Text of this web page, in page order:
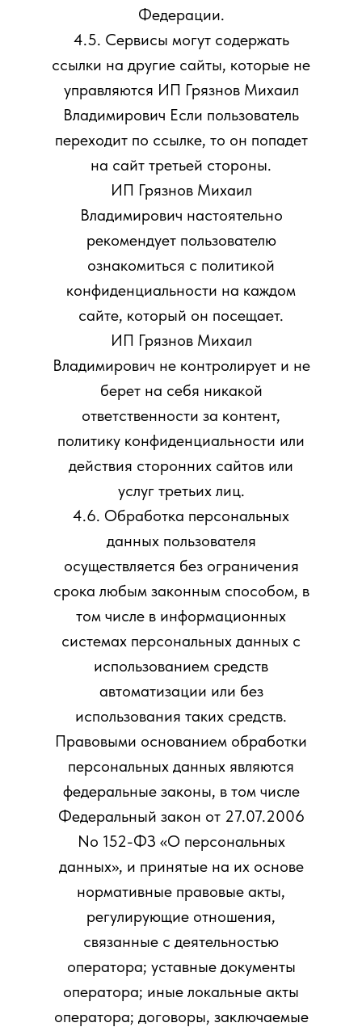
Федерации.
4.5. Сервисы могут содержать
ссылки на другие сайты, которые не
управляются ИП Грязнов Михаил
Владимирович Если пользователь
переходит по ссылке, то он попадет
на сайт третьей стороны.
ИП Грязнов Михаил
Владимирович настоятельно
рекомендует пользователю
ознакомиться с политикой
конфиденциальности на каждом
сайте, который он посещает.
ИП Грязнов Михаил
Владимирович не контролирует и не
берет на себя никакой
ответственности за контент,
политику конфиденциальности или
действия сторонних сайтов или
услуг третьих лиц.
4.6. Обработка персональных
данных пользователя
осуществляется без ограничения
срока любым законным способом, в
том числе в информационных
системах персональных данных с
использованием средств
автоматизации или без
использования таких средств.
Правовыми основанием обработки
персональных данных являются
федеральные законы, в том числе
Федеральный закон от 27.07.2006
No 152-ФЗ «О персональных
данных», и принятые на их основе
нормативные правовые акты,
регулирующие отношения,
связанные с деятельностью
оператора; уставные документы
оператора; иные локальные акты
оператора; договоры, заключаемые